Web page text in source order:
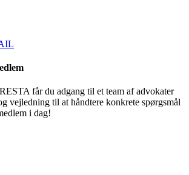
får du adgang til et team af advokater
vejledning til at håndtere konkrete spørgsmål
i dag!